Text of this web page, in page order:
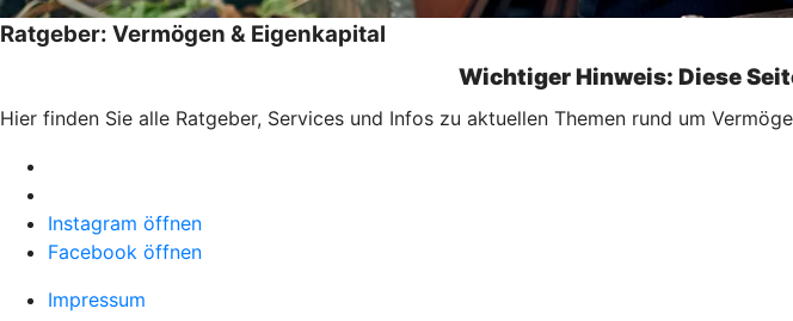
Ratgeber: Vermögen & Eigenkapital
Wichtiger Hinweis: Diese
Hier finden Sie alle Ratgeber, Services und Infos zu aktuellen Themen rund um
Instagram öffnen
Facebook öffnen
Impressum